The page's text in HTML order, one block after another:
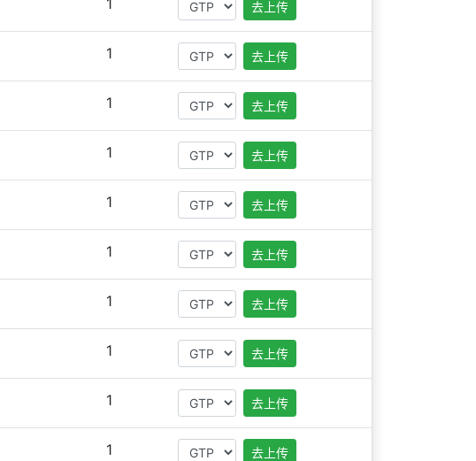
1 去上传
1 去上传
1 去上传
1 去上传
1 去上传
1 去上传
1 去上传
1 去上传
1 去上传
1 去上传